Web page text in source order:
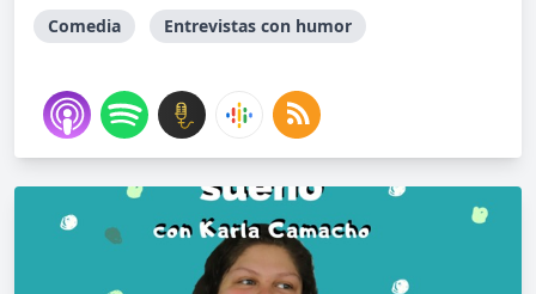
Comedia Entrevistas con humor